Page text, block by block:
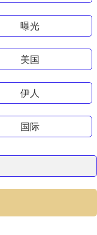
曝光
美国
伊人
国际